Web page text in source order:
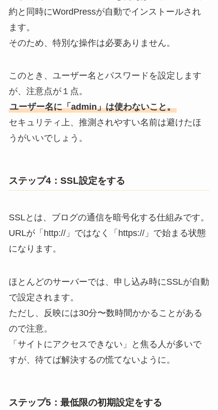
約と同時にWordPressが自動でインストールされ
ます。
そのため、特別な操作は必要ありません。
このとき、ユーザー名とパスワードを設定します
が、注意点が１点。
ユーザー名に「admin」は使わないこと。
セキュリティ上、推測されやすい名前は避けたほ
うがいいでしょう。
ステップ4：SSL設定をする
SSLとは、ブログの通信を暗号化する仕組みです。
URLが「http://」ではなく「https://」で始まる状態
になります。
ほとんどのサーバーでは、申し込み時にSSLが自動
で設定されます。
ただし、反映には30分〜数時間かかることがある
ので注意。
「サイトにアクセスできない」と焦る人が多いで
すが、待てば解決するの慌てないように。
ステップ5：最低限の初期設定をする